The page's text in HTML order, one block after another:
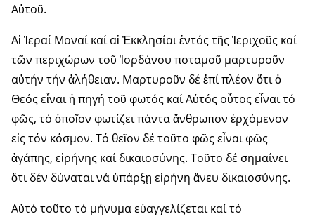
Αὐτοῦ.
Αἱ Ἱεραί Μοναί καί αἱ Ἐκκλησίαι ἐντός τῆς Ἱεριχοῦς καί
τῶν περιχώρων τοῦ Ἰορδάνου ποταμοῦ μαρτυροῦν
αὐτήν τήν ἀλήθειαν. Μαρτυροῦν δέ ἐπί πλέον ὅτι ὁ
Θεός εἶναι ἡ πηγή τοῦ φωτός καί Αὐτός οὗτος εἶναι τό
φῶς, τό ὁποῖον φωτίζει πάντα ἄνθρωπον ἐρχόμενον
εἰς τόν κόσμον. Τό θεῖον δέ τοῦτο φῶς εἶναι φῶς
ἀγάπης, εἰρήνης καί δικαιοσύνης. Τοῦτο δέ σημαίνει
ὅτι δέν δύναται νά ὑπάρξῃ εἰρήνη ἄνευ δικαιοσύνης.
Αὐτό τοῦτο τό μήνυμα εὐαγγελίζεται καί τό